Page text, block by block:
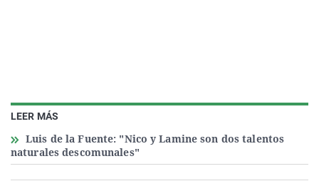
LEER MÁS
Luis de la Fuente: "Nico y Lamine son dos talentos
naturales descomunales"